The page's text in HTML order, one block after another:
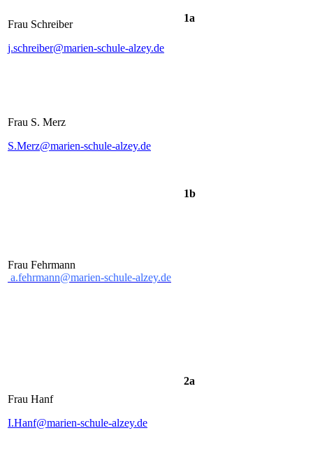
Frau Schreiber
j.schreiber@marien-schule-alzey.de
1a
Frau S. Merz
S.Merz@marien-schule-alzey.de
Frau Fehrmann
a.fehrmann@marien-schule-alzey.de
1b
Frau Hanf
I.Hanf@marien-schule-alzey.de
2a